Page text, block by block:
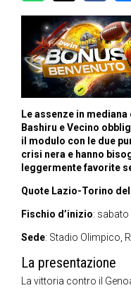
Le assenze in
Bashiru e Vecino
il modulo con le due
crisi nera e hanno
leggermente favorite
Quote Lazio-Torino del
Fischio d’inizio: sabato
Sede: Stadio Olimpico,
La presentazione
La vittoria contro il